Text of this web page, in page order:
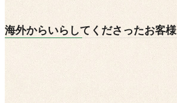
海外からいらしてくださったお客様